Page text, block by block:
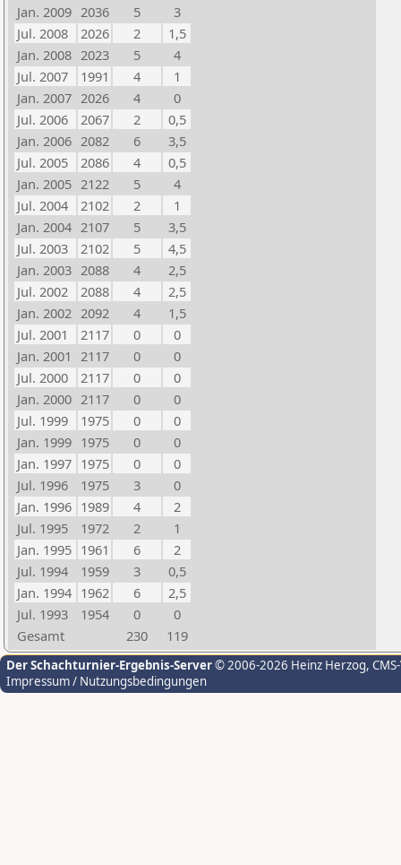
Jan. 2009 2036 5
3
Jul. 2008
2026 2
1,5
Jan. 2008 2023 5
4
Jul. 2007
1991 4
1
Jan. 2007 2026 4
0
Jul. 2006
2067 2
0,5
Jan. 2006 2082 6
3,5
Jul. 2005
2086 4
0,5
Jan. 2005 2122 5
4
Jul. 2004
2102 2
1
Jan. 2004 2107 5
3,5
Jul. 2003
2102 5
4,5
Jan. 2003 2088 4
2,5
Jul. 2002
2088 4
2,5
Jan. 2002 2092 4
1,5
Jul. 2001
2117 0
0
Jan. 2001 2117 0
0
Jul. 2000
2117 0
0
Jan. 2000 2117 0
0
Jul. 1999
1975 0
0
Jan. 1999 1975 0
0
Jan. 1997 1975 0
0
Jul. 1996
1975 3
0
Jan. 1996 1989 4
2
Jul. 1995
1972 2
1
Jan. 1995 1961 6
2
Jul. 1994
1959 3
0,5
Jan. 1994 1962 6
2,5
Jul. 1993
1954 0
0
Gesamt
230 119
Der Schachturnier-Ergebnis-Server© 2006-2026 Heinz Herzog,
Impressum / Nutzungsbedingungen